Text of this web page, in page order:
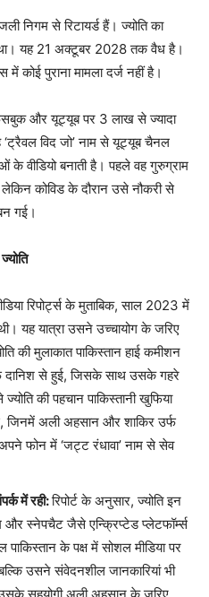
निगम से रिटायर्ड हैं। ज्योति का
यह 21 अक्टूबर 2028 तक वैध है।
कोई पुराना मामला दर्ज नहीं है।
और यूट्यूब पर 3 लाख से ज्यादा
विद जो’ नाम से यूट्यूब चैनल
के वीडियो बनाती है। पहले वह गुरुग्राम
कोविड के दौरान उसे नौकरी से
गई।
रिपोर्ट्स के मुताबिक, साल 2023 में
यह यात्रा उसने उच्चायोग के जरिए
की मुलाकात पाकिस्तान हाई कमीशन
दानिश से हुई, जिसके साथ उसके गहरे
की पहचान पाकिस्तानी खुफिया
अली अहसान और शाकिर उर्फ
फोन में ‘जट्ट रंधावा’ नाम से सेव
में रही:रिपोर्ट के अनुसार, ज्योति इन
स्नेपचैट जैसे एन्क्रिप्टेड प्लेटफॉर्म्स
के पक्ष में सोशल मीडिया पर
उसने संवेदनशील जानकारियां भी